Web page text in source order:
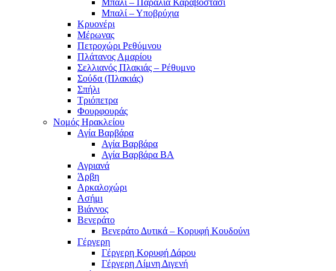
Μπαλί – Παραλία Καραβοστάσι
Μπαλί – Υποβρύχια
Κρυονέρι
Μέρωνας
Πετροχώρι Ρεθύμνου
Πλάτανος Αμαρίου
Σελλιανός Πλακιάς – Ρέθυμνο
Σούδα (Πλακιάς)
Σπήλι
Τριόπετρα
Φουρφουράς
Νομός Ηρακλείου
Αγία Βαρβάρα
Αγία Βαρβάρα
Αγία Βαρβάρα ΒΑ
Αγριανά
Άρβη
Αρκαλοχώρι
Ασήμι
Βιάννος
Βενεράτο
Βενεράτο Δυτικά – Κορυφή Κουδούνι
Γέργερη
Γέργερη Κορυφή Δάρου
Γέργερη Λίμνη Διγενή